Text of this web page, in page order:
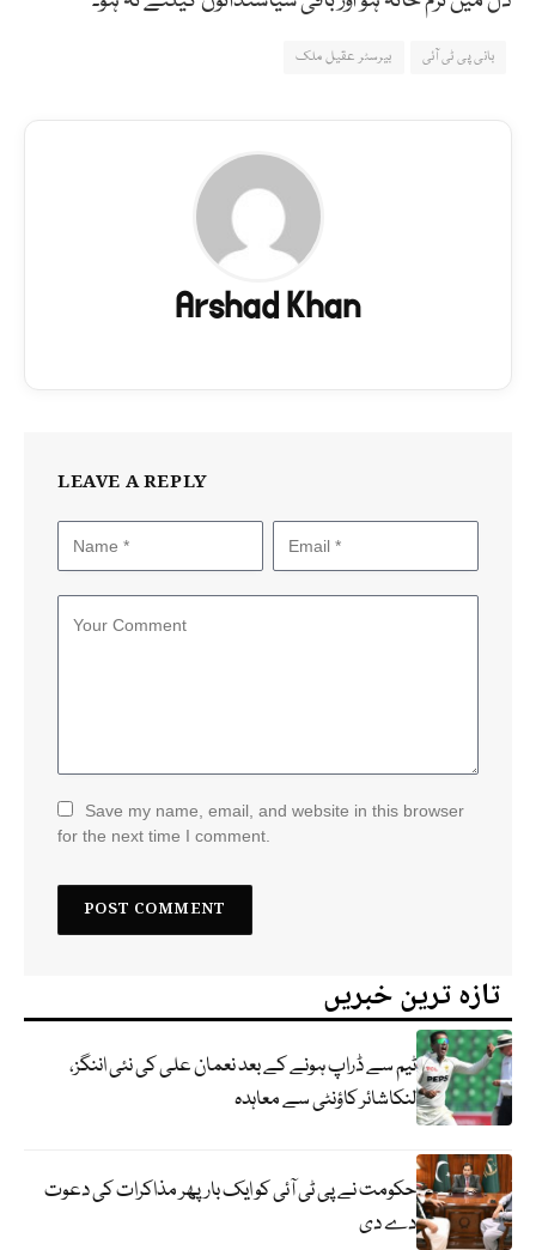
بانی پی ٹی آئی بیرسٹر عقیل ملک
Arshad Khan
LEAVE A REPLY
Save my name, email, and website in this browser
for the next time I comment.
تازہ ترین خبریں
ٹیم سے ڈراپ ہونے کے بعد نعمان علی کی نئی اننگز،
لنکاشائر کاؤنٹی سے معاہدہ
حکومت نے پی ٹی آئی کو ایک بارپھر مذاکرات کی دعوت
دے دی